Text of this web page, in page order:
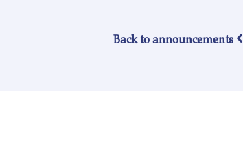
Back to announcements